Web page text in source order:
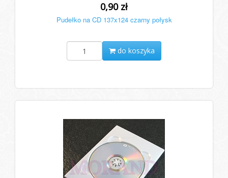
0,90 zł
Pudełko na CD 137x124 czarny połysk
do koszyka